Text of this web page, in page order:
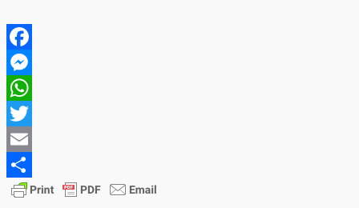
Facebook
Messenger
WhatsApp
Twitter
Email
Share